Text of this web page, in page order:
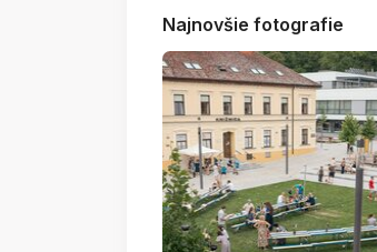
Najnovšie fotografie